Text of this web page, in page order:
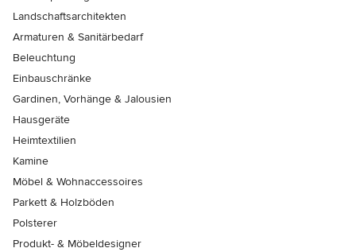
Landschaftsarchitekten
Armaturen & Sanitärbedarf
Beleuchtung
Einbauschränke
Gardinen, Vorhänge & Jalousien
Hausgeräte
Heimtextilien
Kamine
Möbel & Wohnaccessoires
Parkett & Holzböden
Polsterer
Produkt- & Möbeldesigner